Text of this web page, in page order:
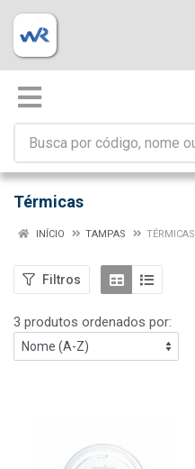
Térmicas
INÍCIO TAMPAS TÉRMICAS
Filtros
3 produtos ordenados por: